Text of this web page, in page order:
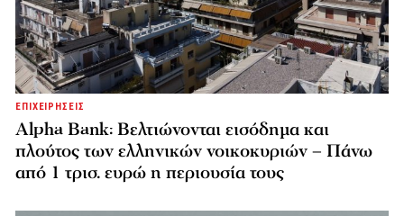
ΕΠΙΧΕΙΡΗΣΕΙΣ
Alpha Bank: Βελτιώνονται εισόδημα και
πλούτος των ελληνικών νοικοκυριών – Πάνω
από 1 τρισ. ευρώ η περιουσία τους